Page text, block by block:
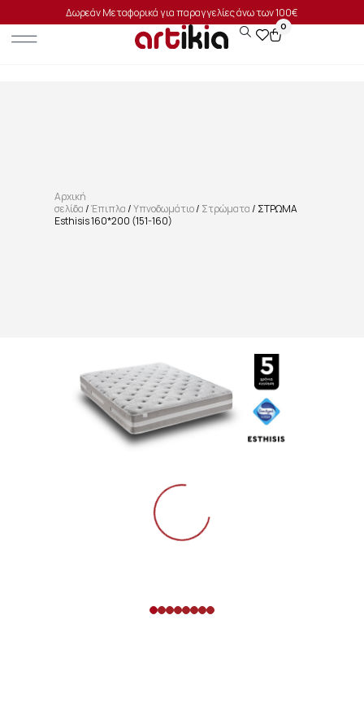
Δωρεάν Μεταφορικά για παραγγελίες άνω των 100€
0
Αρχική
σελίδα/Έπιπλα/Υπνοδωμάτιο/ Στρώματα/ ΣΤΡΩΜΑ
Esthisis 160*200 (151-160)